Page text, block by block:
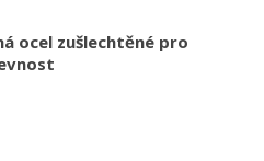
ocel zušlechtěné pro